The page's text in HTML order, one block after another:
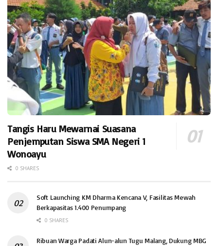
Tangis Haru Mewarnai Suasana
Penjemputan Siswa SMA Negeri 1
Wonoayu
0 SHARES
Soft Launching KM Dharma Kencana V, Fasilitas Mewah
Berkapasitas 1.400 Penumpang
0 SHARES
Ribuan Warga Padati Alun-alun Tugu Malang, Dukung MBG